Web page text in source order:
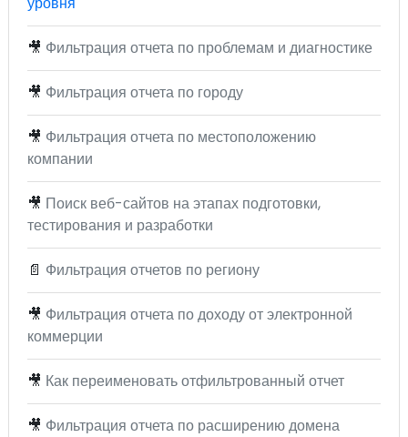
🎥 Фильтрация отчета по проблемам и диагностике
🎥 Фильтрация отчета по городу
🎥 Фильтрация отчета по местоположению
компании
🎥 Поиск веб-сайтов на этапах подготовки,
тестирования и разработки
📄 Фильтрация отчетов по региону
🎥 Фильтрация отчета по доходу от электронной
коммерции
🎥 Как переименовать отфильтрованный отчет
🎥 Фильтрация отчета по расширению домена